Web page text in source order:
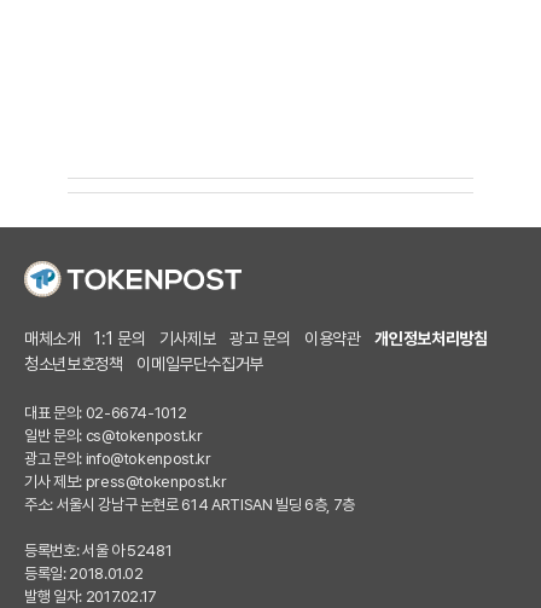
매체소개 1:1 문의 기사제보 광고 문의 이용약관
개인정보처리방침
청소년보호정책
이메일무단수집거부
대표 문의: 02-6674-1012
일반 문의: cs@tokenpost.kr
광고 문의: info@tokenpost.kr
기사 제보: press@tokenpost.kr
주소: 서울시 강남구 논현로 614 ARTISAN 빌딩 6층, 7층
등록번호: 서울 아 52481
등록일: 2018.01.02
발행 일자: 2017.02.17